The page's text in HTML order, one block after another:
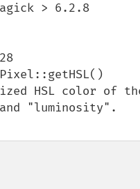
> 6.2.8
"luminosity".